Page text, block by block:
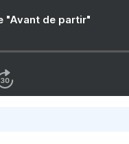
"Avant de partir"